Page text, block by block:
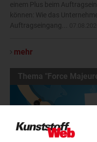
einem Plus beim
können: Wie das
Auftragseingang...
mehr
Thema "Force